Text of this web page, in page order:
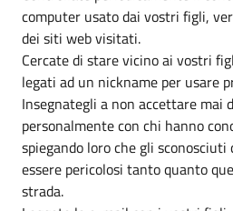
computer usato dai vostri figli,
dei siti web visitati.
Cercate di stare vicino ai vostri
legati ad un nickname per usare
Insegnategli a non accettare mai
personalmente con chi hanno
spiegando loro che gli
essere pericolosi tanto quanto
strada.